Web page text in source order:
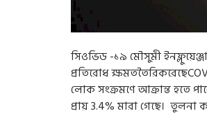
সিওভিড -১৯ মৌসুমী
প্রতিরোধ
লোক সংক্রমণে আক্রান্ত হতে
প্রায় 3.4% মারা গেছে।